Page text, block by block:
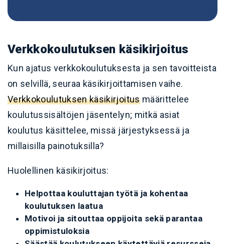
Verkkokoulutuksen käsikirjoitus
Kun ajatus verkkokoulutuksesta ja sen tavoitteista
on selvillä, seuraa käsikirjoittamisen vaihe.
Verkkokoulutuksen käsikirjoitusmäärittelee
koulutussisältöjen jäsentelyn; mitkä asiat
koulutus käsittelee, missä järjestyksessä ja
millaisilla painotuksilla?
Huolellinen käsikirjoitus:
Helpottaa kouluttajan työtä ja kohentaa
koulutuksen laatua
Motivoi ja sitouttaa oppijoita sekä parantaa
oppimistuloksia